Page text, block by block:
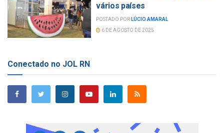
vários países
POSTADO POR LÚCIO AMARAL
6 DE AGOSTO DE 2025
Conectado no JOL RN